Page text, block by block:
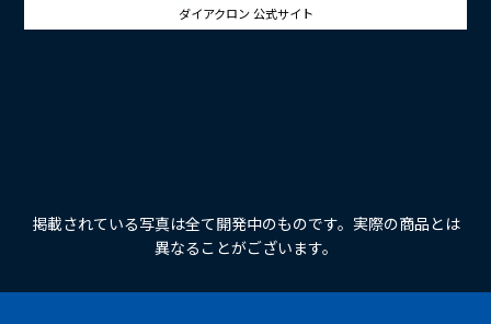
ダイアクロン 公式サイト
掲載されている写真は全て開発中のものです。実際の商品とは
異なることがございます。